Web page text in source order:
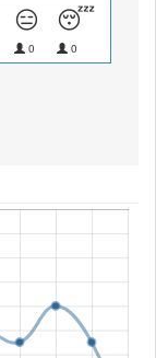
😑
0
😴
0